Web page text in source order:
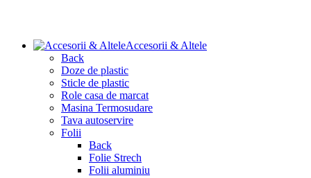
Accesorii & Altele
Back
Doze de plastic
Sticle de plastic
Role casa de marcat
Masina Termosudare
Tava autoservire
Folii
Back
Folie Strech
Folii aluminiu